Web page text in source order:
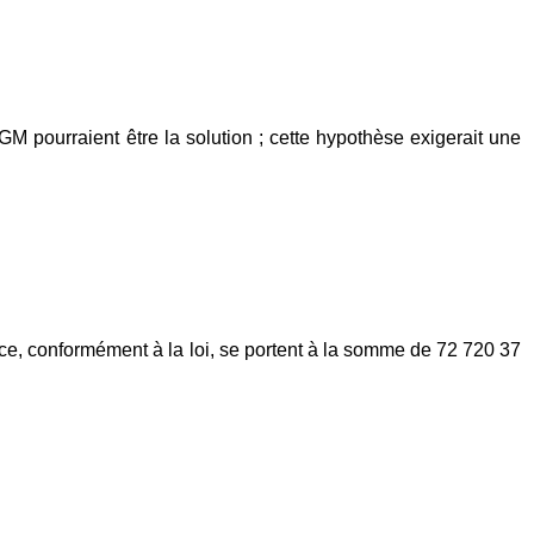
pourraient être la solution ; cette hypothèse exigerait une
conformément à la loi, se portent à la somme de 72 720 37